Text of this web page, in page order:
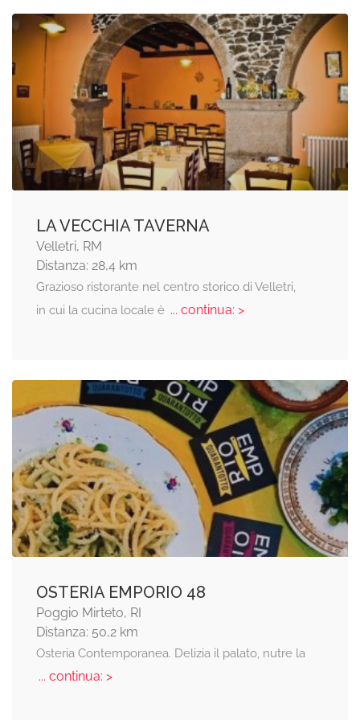
LA VECCHIA TAVERNA
Velletri, RM
Distanza: 28,4 km
Grazioso ristorante nel centro storico di Velletri,
in cui la cucina locale è... continua: >
OSTERIA EMPORIO 48
Poggio Mirteto, RI
Distanza: 50,2 km
Osteria Contemporanea. Delizia il palato, nutre la
... continua: >